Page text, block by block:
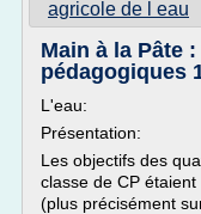
agricole de l eau
Main à la Pâte
pédagogiques
L'eau:
Présentation:
Les objectifs des
classe de CP
(plus précisément